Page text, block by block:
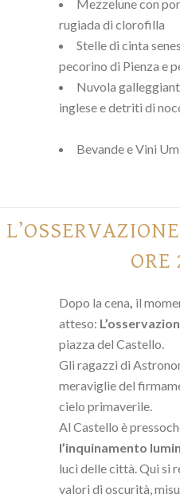
Mezzelune con
rugiada di clorofilla
Stelle di cinta
pecorino di Pienza e
Nuvola
inglese e detriti di
Bevande e Vini
ORE
Dopo la cena, il
atteso:
piazza del Castello.
Gli ragazzi di
meraviglie del
cielo primaverile.
Al Castello è
l’inquinamento
luci delle città. Qui si
valori di oscurità,